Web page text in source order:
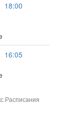
18:00
16:05